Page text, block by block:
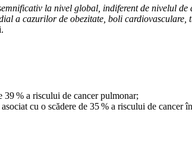
la nivel global, indiferent de nivelul de
a cazurilor de obezitate, boli
% a riscului de cancer pulmonar;
cu o scădere de 35 % a riscului de cancer